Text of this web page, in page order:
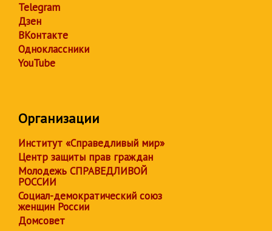
Telegram
Дзен
ВКонтакте
Одноклассники
YouTube
Организации
Институт «Справедливый мир»
Центр защиты прав граждан
Молодежь СПРАВЕДЛИВОЙ
РОССИИ
Социал-демократический союз
женщин России
Домсовет